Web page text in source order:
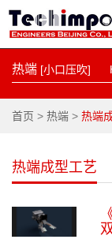
热端 [小口压吹]
首页 > 热端 > 热端
热端成型工艺